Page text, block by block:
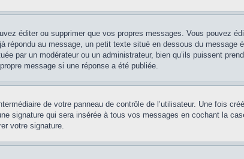
éditer ou supprimer que vos propres messages. Vous pouvez
au message, un petit texte situé en dessous du message
par un modérateur ou un administrateur, bien qu’ils puissent
message si une réponse a été publiée.
de votre panneau de contrôle de l’utilisateur. Une fois
signature qui sera insérée à tous vos messages en cochant la
votre signature.